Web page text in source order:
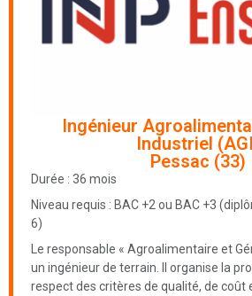
Ingénieur
Industriel
Pessac (33)
Durée : 36 mois
Niveau requis : BAC +2 ou BAC +3
6)
Le responsable « Agroalimentaire et
un ingénieur de terrain. Il organise la
respect des critères de qualité, de coût